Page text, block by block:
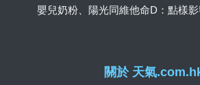
關於 天氣
嬰兒奶粉、陽光同維他命D：點樣